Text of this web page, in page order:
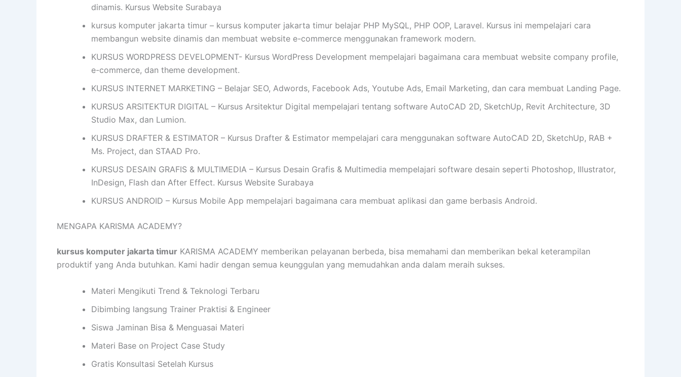
dinamis. Kursus Website Surabaya
kursus komputer jakarta timur – kursus komputer jakarta timur belajar PHP MySQL, PHP OOP, Laravel. Kursus ini mempelajari cara
membangun website dinamis dan membuat website e-commerce menggunakan framework modern.
KURSUS WORDPRESS DEVELOPMENT- Kursus WordPress Development mempelajari bagaimana cara membuat website company profile,
e-commerce, dan theme development.
KURSUS INTERNET MARKETING – Belajar SEO, Adwords, Facebook Ads, Youtube Ads, Email Marketing, dan cara membuat Landing Page.
KURSUS ARSITEKTUR DIGITAL – Kursus Arsitektur Digital mempelajari tentang software AutoCAD 2D, SketchUp, Revit Architecture, 3D
Studio Max, dan Lumion.
KURSUS DRAFTER & ESTIMATOR – Kursus Drafter & Estimator mempelajari cara menggunakan software AutoCAD 2D, SketchUp, RAB +
Ms. Project, dan STAAD Pro.
KURSUS DESAIN GRAFIS & MULTIMEDIA – Kursus Desain Grafis & Multimedia mempelajari software desain seperti Photoshop, Illustrator,
InDesign, Flash dan After Effect. Kursus Website Surabaya
KURSUS ANDROID – Kursus Mobile App mempelajari bagaimana cara membuat aplikasi dan game berbasis Android.
MENGAPA KARISMA ACADEMY?
kursus komputer jakarta timur KARISMA ACADEMY memberikan pelayanan berbeda, bisa memahami dan memberikan bekal keterampilan
produktif yang Anda butuhkan. Kami hadir dengan semua keunggulan yang memudahkan anda dalam meraih sukses.
Materi Mengikuti Trend & Teknologi Terbaru
Dibimbing langsung Trainer Praktisi & Engineer
Siswa Jaminan Bisa & Menguasai Materi
Materi Base on Project Case Study
Gratis Konsultasi Setelah Kursus